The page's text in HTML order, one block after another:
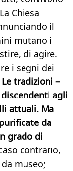
Chiesa
il
mutano i
di agire.
i segni dei
Le tradizioni –
agli
attuali. Ma
da
grado di
contrario,
museo;